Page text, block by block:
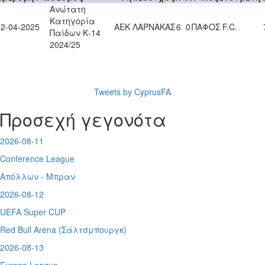
04-2025
Ανώτατη
Κατηγορία
Παίδων Κ-14
2024/25
ΑΕΚ ΛΑΡΝΑΚΑΣ6 0ΠΑΦΟΣ F.C.
Tweets by CyprusFA
Προσεχή γεγονότα
2026-08-11
Conference League
Απόλλων - Μπραν
2026-08-12
UEFA Super CUP
Red Bull Arena (Σάλτσμπουργκ)
2026-08-13